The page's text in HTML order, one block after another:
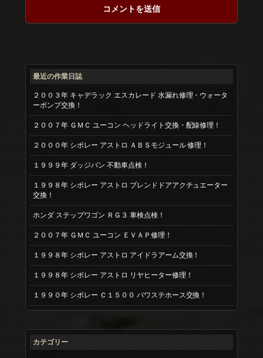
最近の作業日誌
２００３年 キャデラック エスカレード 水漏れ修理・ウォータ
ーポンプ交換！
２００７年 ＧＭＣ ユーコン ヘッドライト交換・配線修理！
２０００年 シボレー アストロ ＡＢＳモジュール 修理！
１９９９年 ダッジバン 不動車点検！
１９９８年 シボレー アストロ ブレンドドアアクチュエーター
交換！
ホンダ ステップワゴン ＲＧ３ 車検点検！
２００７年 ＧＭＣ ユーコン ＥＶＡＰ修理！
１９９８年 シボレー アストロ アイドラアーム交換！
１９９８年 シボレー アストロ リヤヒーター修理！
１９９０年 シボレー Ｃ１５００ パワステホース交換！
カテゴリー